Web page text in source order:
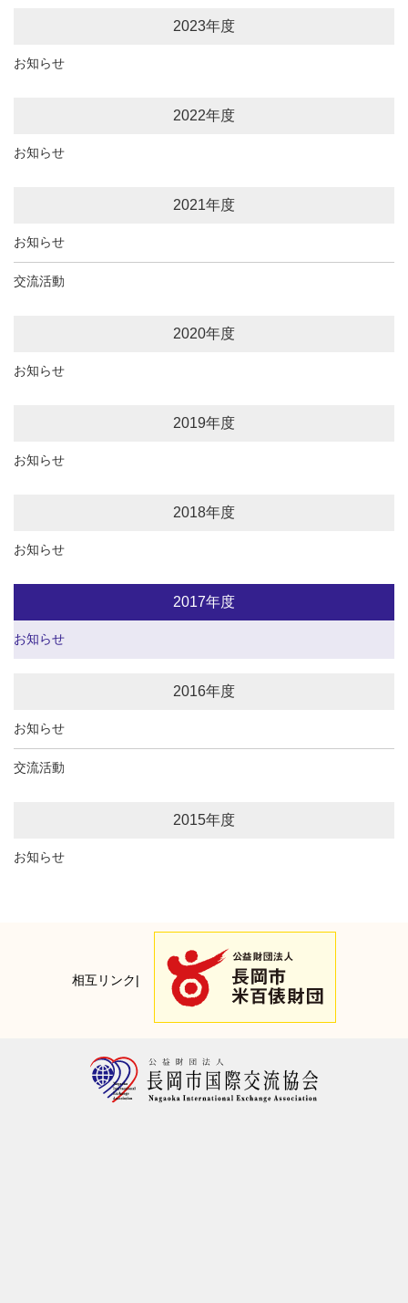
2023年度
お知らせ
2022年度
お知らせ
2021年度
お知らせ
交流活動
2020年度
お知らせ
2019年度
お知らせ
2018年度
お知らせ
2017年度
お知らせ
2016年度
お知らせ
交流活動
2015年度
お知らせ
相互リンク